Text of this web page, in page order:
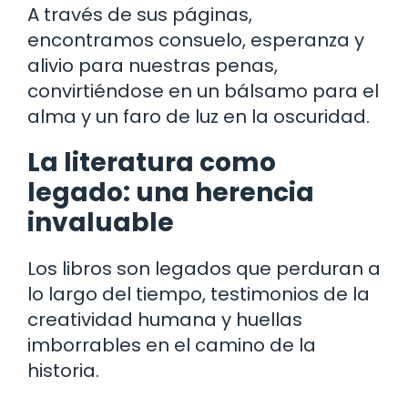
A través de sus páginas,
encontramos consuelo, esperanza y
alivio para nuestras penas,
convirtiéndose en un bálsamo para el
alma y un faro de luz en la oscuridad.
La literatura como
legado: una herencia
invaluable
Los libros son legados que perduran a
lo largo del tiempo, testimonios de la
creatividad humana y huellas
imborrables en el camino de la
historia.